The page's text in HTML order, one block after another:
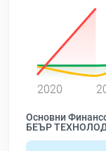
2020
Основни
БЕЪР